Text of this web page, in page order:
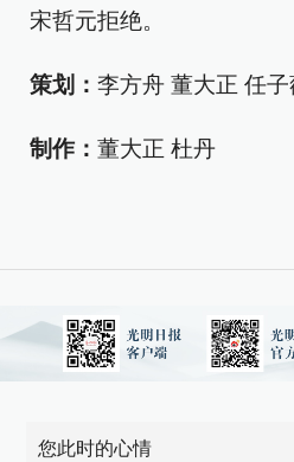
宋哲元拒绝。
策划： 李方舟 董大正 任子
制作： 董大正 杜丹
您此时的心情